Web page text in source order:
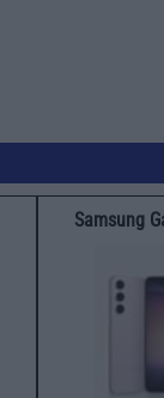
Samsung